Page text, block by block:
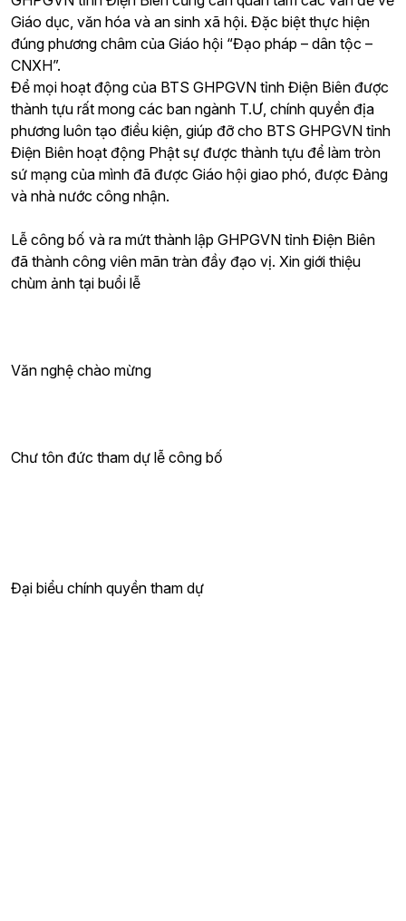
Giáo dục, văn hóa và an sinh xã hội. Đặc biệt thực hiện
đúng phương châm của Giáo hội “Đạo pháp – dân tộc –
CNXH”.
Để mọi hoạt động của BTS GHPGVN tỉnh Điện Biên được
thành tựu rất mong các ban ngành T.Ư, chính quyền địa
phương luôn tạo điều kiện, giúp đỡ cho BTS GHPGVN tỉnh
Điện Biên hoạt động Phật sự được thành tựu để làm tròn
sứ mạng của mình đã được Giáo hội giao phó, được Đảng
và nhà nước công nhận.
Lễ công bố và ra mứt thành lập GHPGVN tỉnh Điện Biên
đã thành công viên mãn tràn đầy đạo vị. Xin giới thiệu
chùm ảnh tại buổi lễ
Văn nghệ chào mừng
Chư tôn đức tham dự lễ công bố
Đại biểu chính quyền tham dự